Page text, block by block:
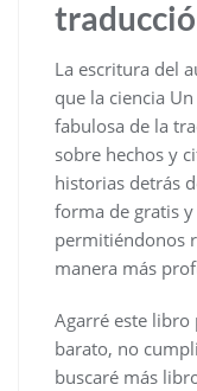
La escritura del
que la ciencia
fabulosa de la
sobre hechos y
historias detrás
forma de gratis
permitiéndonos
manera más
Agarré este
barato, no
buscaré más